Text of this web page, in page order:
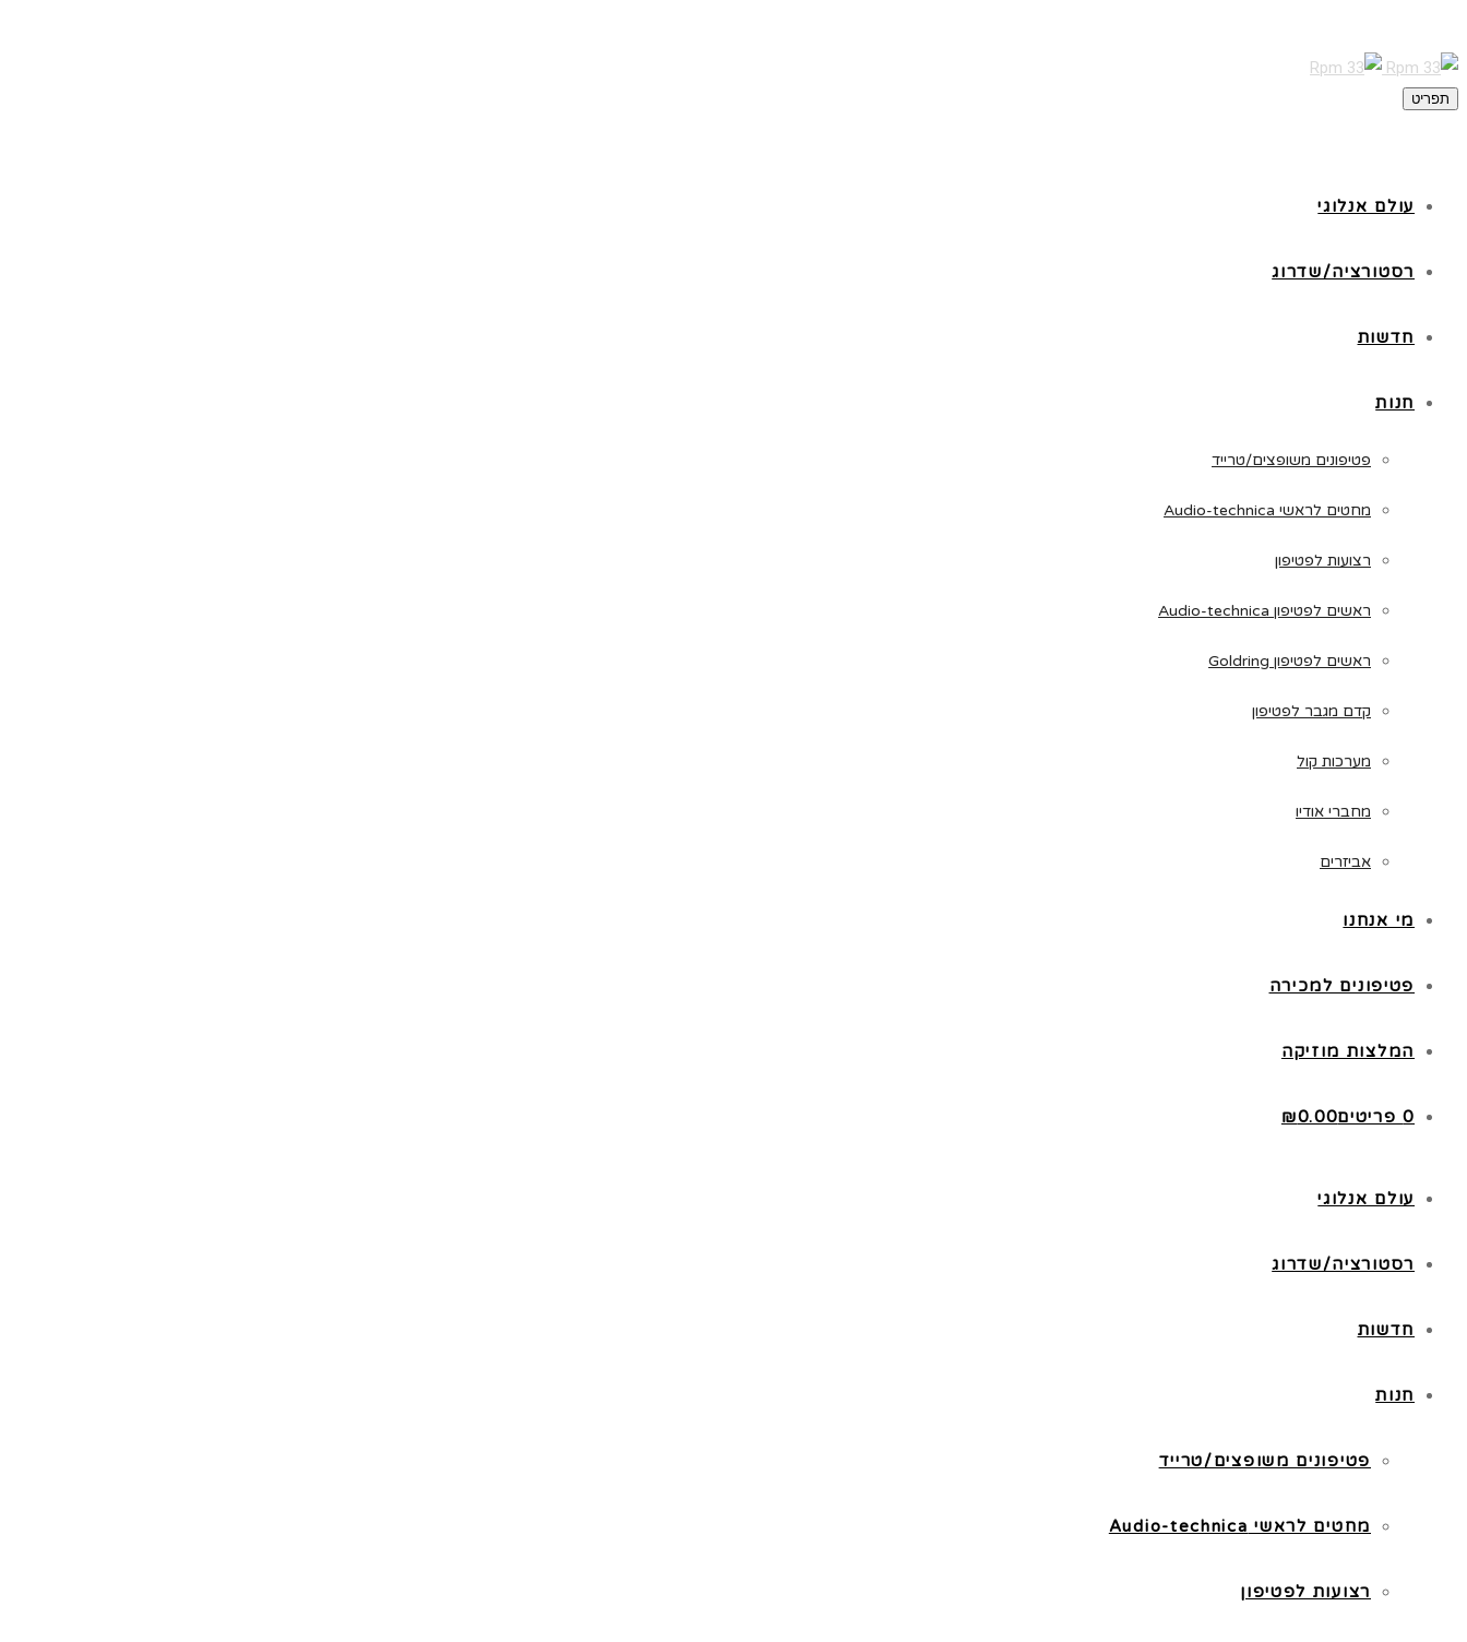
תפריט
עולם אנלוגי
רסטורציה/שדרוג
חדשות
חנות
פטיפונים משופצים/טרייד
מחטים לראשי Audio-technica
רצועות לפטיפון
ראשים לפטיפון Audio-technica
ראשים לפטיפון Goldring
קדם מגבר לפטיפון
מערכות קול
מחברי אודיו
אביזרים
מי אנחנו
פטיפונים למכירה
המלצות מוזיקה
0 פריטים ₪0.00
עולם אנלוגי
רסטורציה/שדרוג
חדשות
חנות
פטיפונים משופצים/טרייד
מחטים לראשי Audio-technica
רצועות לפטיפון